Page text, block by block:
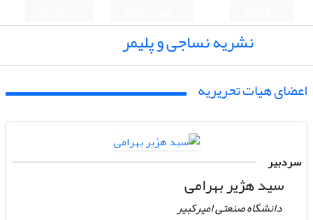
نشریه نساجی و پلیمر
اعضای هیات تحریریه
سردبیر
سید هژیر بهرامی
دانشگاه صنعتی امیرکبیر